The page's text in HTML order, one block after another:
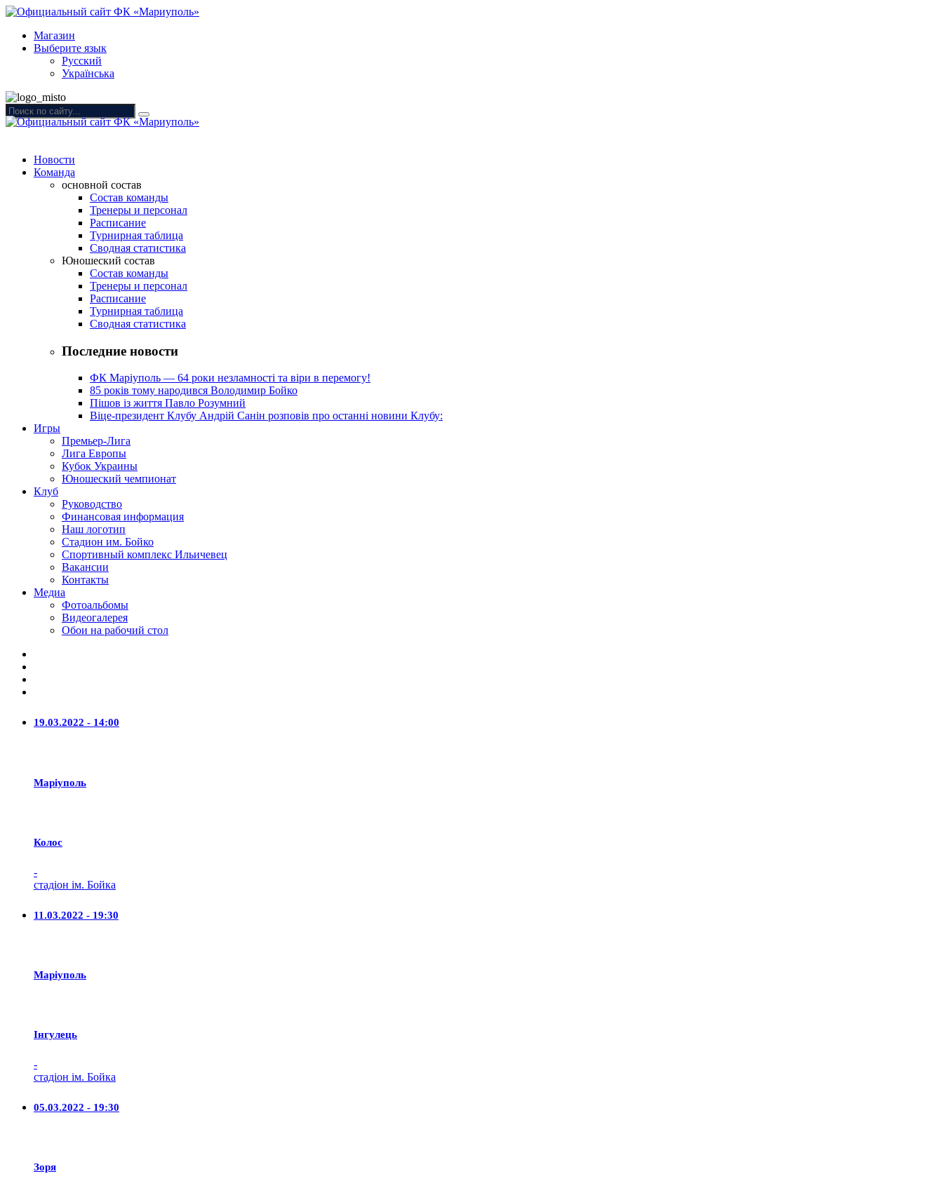
Магазин
Выберите язык
Русский
Українська
Новости
Команда
основной состав
Состав команды
Тренеры и персонал
Расписание
Турнирная таблица
Сводная статистика
Юношеский состав
Состав команды
Тренеры и персонал
Расписание
Турнирная таблица
Сводная статистика
Последние новости
ФК Маріуполь — 64 роки незламності та віри в перемогу!
85 років тому народився Володимир Бойко
Пішов із життя Павло Розумний
Віце-президент Клубу Андрій Санін розповів про останні новини Клубу:
Игры
Премьер-Лига
Лига Европы
Кубок Украины
Юношеский чемпионат
Клуб
Руководство
Финансовая информация
Наш логотип
Стадион им. Бойко
Спортивный комплекс Ильичевец
Вакансии
Контакты
Медиа
Фотоальбомы
Видеогалерея
Обои на рабочий стол
19.03.2022 - 14:00
Маріуполь
Колос
-
стадіон ім. Бойка
11.03.2022 - 19:30
Маріуполь
Iнгулець
-
стадіон ім. Бойка
05.03.2022 - 19:30
Зоря